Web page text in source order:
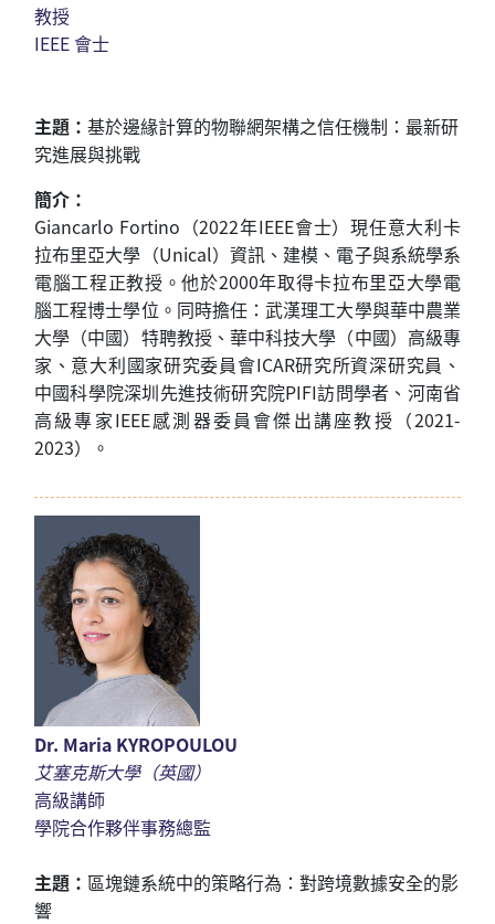
教授
IEEE 會士
主題： 基於邊緣計算的物聯網架構之信任機制：最新研
究進展與挑戰
簡介：
Giancarlo Fortino （2022年IEEE會士）現任意大利卡
拉布里亞大學（Unical）資訊、建模、電子與系統學系
電腦工程正教授。他於2000年取得卡拉布里亞大學電
腦工程博士學位。同時擔任：武漢理工大學與華中農業
大學（中國）特聘教授、 華中科技大學（中國）高級專
家 、 意大利國家研究委員會ICAR研究所資深研究員 、
中國科學院深圳先進技術研究院PIFI訪問學者 、 河南省
高級專家IEEE感測器委員會傑出講座教授（2021-
2023） 。
Dr. Maria KYROPOULOU
艾塞克斯大學（英國）
高級講師
學院合作夥伴事務總監
主題： 區塊鏈系統中的策略行為：對跨境數據安全的影
響